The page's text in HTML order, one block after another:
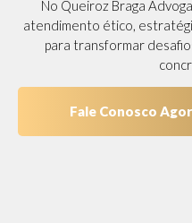
No Queiroz Braga
atendimento ético,
para transformar
Fale Conosco